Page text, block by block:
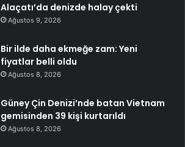
Alaçatı’da denizde halay çekti
Ağustos 9, 2026
Bir ilde daha ekmeğe zam: Yeni
fiyatlar belli oldu
Ağustos 8, 2026
Güney Çin Denizi’nde batan Vietnam
gemisinden 39 kişi kurtarıldı
Ağustos 8, 2026